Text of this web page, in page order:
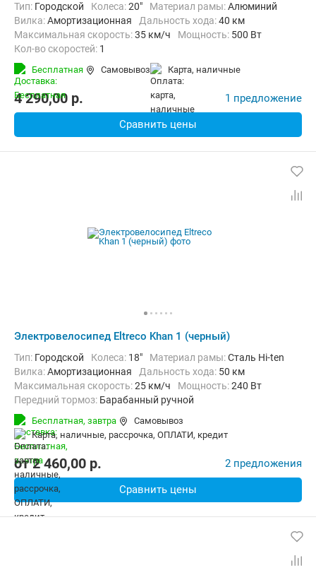
Тип: Городской Колеса:20" Материал рамы:Алюминий
Вилка:Амортизационная Дальность хода:40 км
Максимальная скорость:35 км/ч Мощность: 500 Вт
Кол-во скоростей: 1
Передний тормоз:
Дисковый механический
Задний тормоз: Барабанный ручной
Бесплатная Самовывоз карта, наличные
4 290,00 p. 1 предложение
Сравнить цены
Электровелосипед Eltreco Khan 1 (черный)
Тип: Городской Колеса: 18" Материал рамы:Сталь Hi-ten
Вилка:Амортизационная Дальность хода: 50 км
Максимальная скорость:25 км/ч Мощность:240 Вт
Передний тормоз: Барабанный ручной
Задний тормоз:
Бесплатная, завтра
Самовывоз
карта, наличные, рассрочка, ОПЛАТИ, кредит
от2 460,00 p. 2 предложения
Сравнить цены